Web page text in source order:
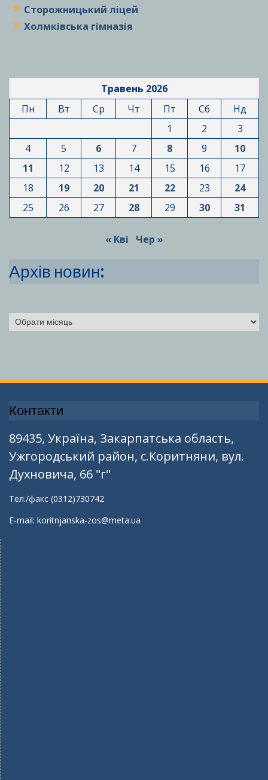
Сторожницький ліцей
Холмківська гімназія
Травень 2026
Пн
Вт Ср Чт Пт Сб
Нд
1
2
3
4
5 6 7 8 9
10
11
12 13 14 15 16
17
18
19 20 21 22 23
24
25
26 27 28 29 30 31
« Кві Чер »
Архів новин:
Архіви
Контакти
89435, Україна, Закарпатська область,
Ужгородський район, с.Коритняни, вул.
Духновича, 66 "г"
Тел./факс (0312)730742
E-mail: koritnjanska-zos@meta.ua